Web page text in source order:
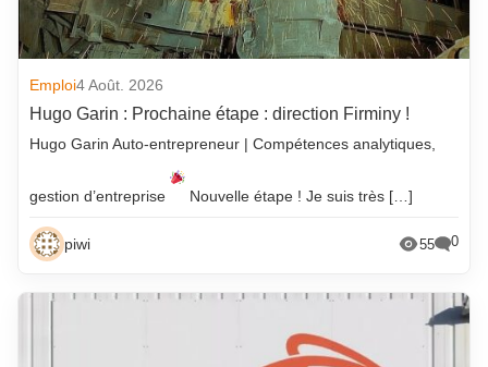
Emploi4 Août. 2026
Hugo Garin : Prochaine étape : direction Firminy !
Hugo Garin Auto-entrepreneur | Compétences analytiques,
gestion d’entreprise Nouvelle étape ! Je suis très […]
piwi 55 0